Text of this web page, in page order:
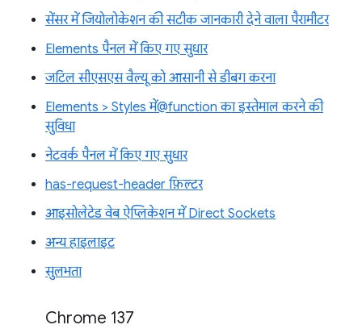
सेंसर में जियोलोकेशन की सटीक जानकारी देने वाला पैरामीटर
Elements पैनल में किए गए सुधार
जटिल सीएसएस वैल्यू को आसानी से डीबग करना
Elements > Styles में@function का इस्तेमाल करने की
सुविधा
नेटवर्क पैनल में किए गए सुधार
has-request-header फ़िल्टर
आइसोलेटेड वेब ऐप्लिकेशन में Direct Sockets
अन्य हाइलाइट
सुलभता
Chrome 137